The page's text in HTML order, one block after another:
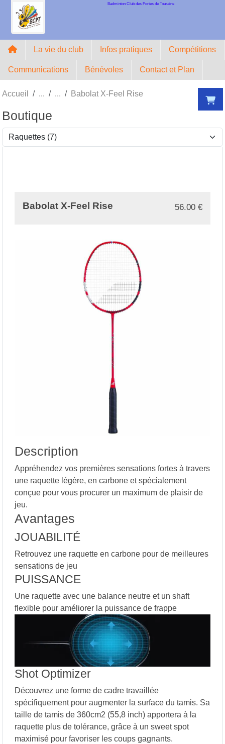
Badminton Club des Portes de Touraine
La vie du club Infos pratiques Compétitions
Communications Bénévoles Contact et Plan
Accueil Babolat X-Feel Rise
Boutique
Babolat X-Feel Rise 56.00 €
Description
Appréhendez vos premières sensations fortes à travers
une raquette légère, en carbone et spécialement
conçue pour vous procurer un maximum de plaisir de
jeu.
Avantages
JOUABILITÉ
Retrouvez une raquette en carbone pour de meilleures
sensations de jeu
PUISSANCE
Une raquette avec une balance neutre et un shaft
flexible pour améliorer la puissance de frappe
Shot Optimizer
Découvrez une forme de cadre travaillée
spécifiquement pour augmenter la surface du tamis. Sa
taille de tamis de 360cm2 (55,8 inch) apportera à la
raquette plus de tolérance, grâce à un sweet spot
maximisé pour favoriser les coups gagnants.
Panneau de gestion des cookies